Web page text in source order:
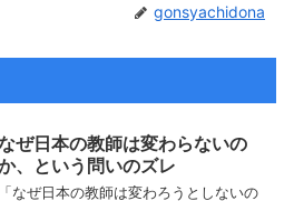
gonsyachidona
ぜ日本の教師は変わらないの
、という問いのズレ
「なぜ日本の教師は変わろうとしないの